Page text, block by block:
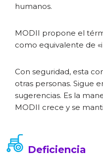
humanos.
MODII propone el
como equivalente de
Con seguridad, esta
otras personas. Sigue
sugerencias. Es la
MODII crece y se
Deficiencia